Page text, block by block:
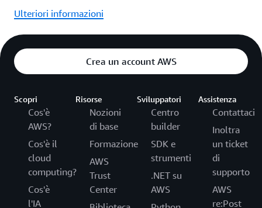
Ulteriori informazioni
Crea un account AWS
Scopri
Cos'è
AWS?
Cos'è il
cloud
computing?
Cos'è
l'IA
Risorse
Nozioni
di base
Formazione
AWS
Trust
Center
Sviluppatori
Centro
builder
SDK e
strumenti
.NET su
AWS
Assistenza
Contattaci
Inoltra
un ticket
di
supporto
AWS
re:Post